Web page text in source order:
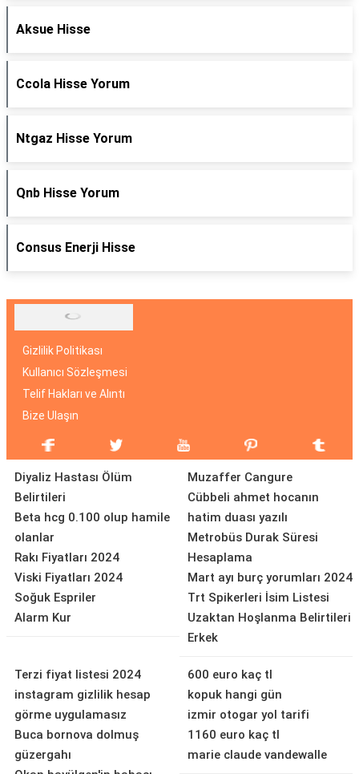
Aksue Hisse
Ccola Hisse Yorum
Ntgaz Hisse Yorum
Qnb Hisse Yorum
Consus Enerji Hisse
Gizlilik Politikası
Kullanıcı Sözleşmesi
Telif Hakları ve Alıntı
Bize Ulaşın
Diyaliz Hastası Ölüm
Belirtileri
Beta hcg 0.100 olup hamile
olanlar
Rakı Fiyatları 2024
Viski Fiyatları 2024
Soğuk Espriler
Alarm Kur
Muzaffer Cangure
Cübbeli ahmet hocanın
hatim duası yazılı
Metrobüs Durak Süresi
Hesaplama
Mart ayı burç yorumları 2024
Trt Spikerleri İsim Listesi
Uzaktan Hoşlanma Belirtileri
Erkek
Terzi fiyat listesi 2024
instagram gizlilik hesap
görme uygulamasız
Buca bornova dolmuş
güzergahı
600 euro kaç tl
kopuk hangi gün
izmir otogar yol tarifi
1160 euro kaç tl
marie claude vandewalle